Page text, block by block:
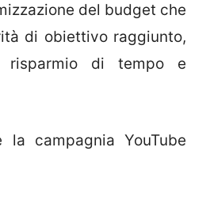
del budget che
di obiettivo raggiunto,
risparmio di tempo e
la campagnia YouTube